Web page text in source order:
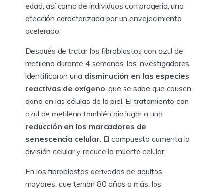
edad, así como de individuos con progeria, una
afección caracterizada por un envejecimiento
acelerado.
Después de tratar los fibroblastos con azul de
metileno durante 4 semanas, los investigadores
identificaron una disminución en las especies
reactivas de oxígeno , que se sabe que causan
daño en las células de la piel. El tratamiento con
azul de metileno también dio lugar a una
reducción en los marcadores de
senescencia celular . El compuesto aumenta la
división celular y reduce la muerte celular.
En los fibroblastos derivados de adultos
mayores, que tenían 80 años o más, los